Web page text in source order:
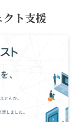
ト支援